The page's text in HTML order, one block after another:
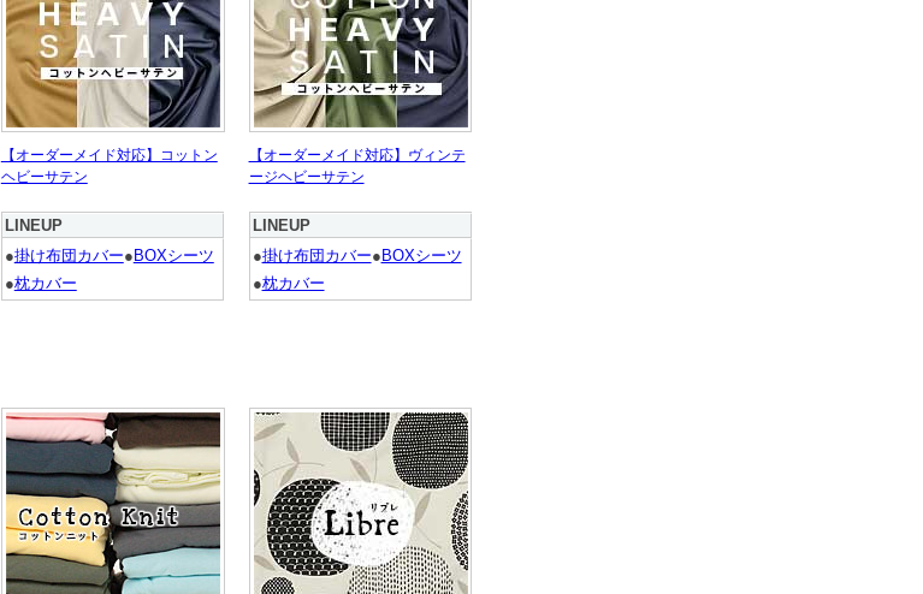
【オーダーメイド対応】コットン
ヘビーサテン
LINEUP
●掛け布団カバー● BOXシーツ
●枕カバー
【オーダーメイド対応】ヴィンテ
ージヘビーサテン
LINEUP
●掛け布団カバー● BOXシーツ
●枕カバー